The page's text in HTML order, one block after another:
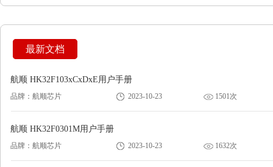
最新文档
航顺 HK32F103xCxDxE用户手册
品牌：航顺芯片 2023-10-23 1501次
航顺 HK32F0301M用户手册
品牌：航顺芯片 2023-10-23 1632次